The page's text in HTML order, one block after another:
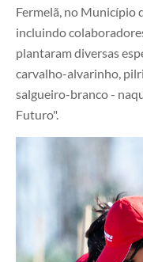
Fermelã, no Município
incluindo
plantaram diversas
carvalho-alvarinho,
salgueiro-branco -
Futuro".